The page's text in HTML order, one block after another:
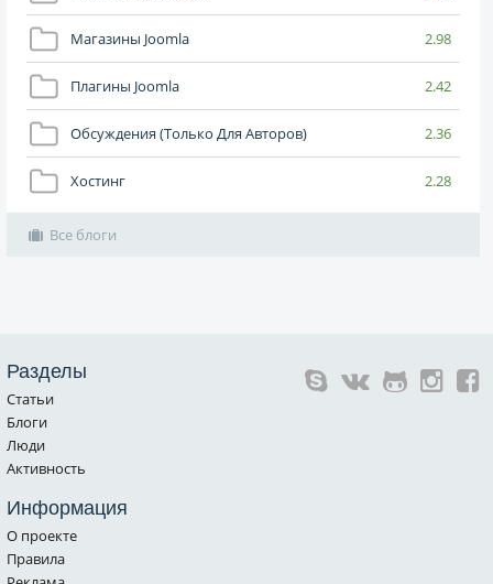
Магазины Joomla 2.98
Плагины Joomla 2.42
Обсуждения (только Для Авторов) 2.36
Хостинг 2.28
Все блоги
Разделы
Статьи
Блоги
Люди
Активность
Информация
О проекте
Правила